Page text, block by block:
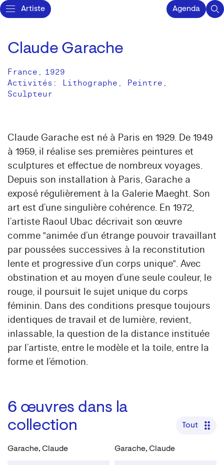
Artiste Agenda
Claude Garache
France , 1929
Activités: Lithographe
Peintre
Sculpteur
Claude Garache est né à Paris en 1929. De 1949
à 1959, il réalise ses premières peintures et
sculptures et effectue de nombreux voyages.
Depuis son installation à Paris, Garache a
exposé régulièrement à la Galerie Maeght. Son
art est d’une singulière cohérence. En 1972,
l’artiste Raoul Ubac décrivait son œuvre
comme "animée d’un étrange pouvoir travaillant
par poussées successives à la reconstitution
lente et progressive d’un corps unique". Avec
obstination et au moyen d’une seule couleur, le
rouge, il poursuit le sujet unique du corps
féminin. Dans des conditions presque toujours
identiques de travail et de lumière, revient,
inlassable, la question de la distance instituée
par l’artiste, entre le modèle et la toile, entre la
forme et l’émotion.
6 œuvres dans la
collection
Tout
Garache, Claude Garache, Claude